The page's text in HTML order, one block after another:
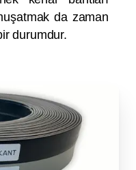
da zaman
durumdur.